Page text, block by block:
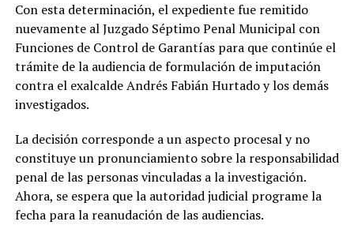
Con esta determinación, el expediente fue remitido
nuevamente al Juzgado Séptimo Penal Municipal con
Funciones de Control de Garantías para que continúe el
trámite de la audiencia de formulación de imputación
contra el exalcalde Andrés Fabián Hurtado y los demás
investigados.
La decisión corresponde a un aspecto procesal y no
constituye un pronunciamiento sobre la responsabilidad
penal de las personas vinculadas a la investigación.
Ahora, se espera que la autoridad judicial programe la
fecha para la reanudación de las audiencias.